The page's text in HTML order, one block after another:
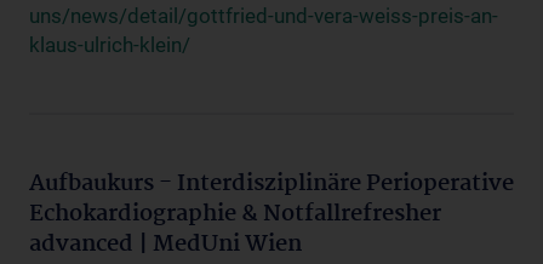
uns/news/detail/gottfried-und-vera-weiss-preis-an-
klaus-ulrich-klein/
Aufbaukurs - Interdisziplinäre Perioperative
Echokardiographie & Notfallrefresher
advanced | MedUni Wien